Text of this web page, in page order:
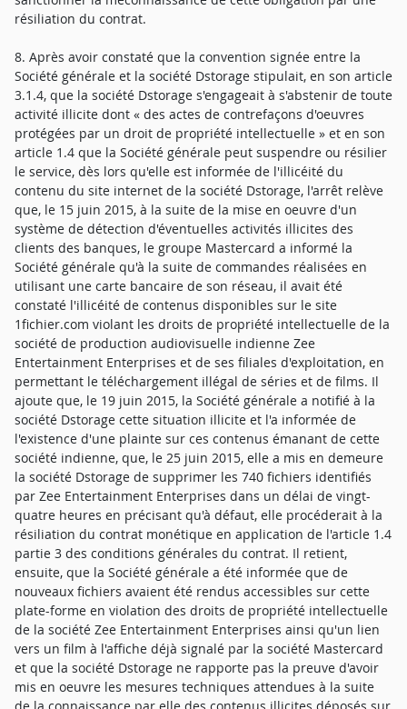
résiliation du contrat.
8. Après avoir constaté que la convention signée entre la
Société générale et la société Dstorage stipulait, en son article
3.1.4, que la société Dstorage s'engageait à s'abstenir de toute
activité illicite dont « des actes de contrefaçons d'oeuvres
protégées par un droit de propriété intellectuelle » et en son
article 1.4 que la Société générale peut suspendre ou résilier
le service, dès lors qu'elle est informée de l'illicéité du
contenu du site internet de la société Dstorage, l'arrêt relève
que, le 15 juin 2015, à la suite de la mise en oeuvre d'un
système de détection d'éventuelles activités illicites des
clients des banques, le groupe Mastercard a informé la
Société générale qu'à la suite de commandes réalisées en
utilisant une carte bancaire de son réseau, il avait été
constaté l'illicéité de contenus disponibles sur le site
1fichier.com violant les droits de propriété intellectuelle de la
société de production audiovisuelle indienne Zee
Entertainment Enterprises et de ses filiales d'exploitation, en
permettant le téléchargement illégal de séries et de films. Il
ajoute que, le 19 juin 2015, la Société générale a notifié à la
société Dstorage cette situation illicite et l'a informée de
l'existence d'une plainte sur ces contenus émanant de cette
société indienne, que, le 25 juin 2015, elle a mis en demeure
la société Dstorage de supprimer les 740 fichiers identifiés
par Zee Entertainment Enterprises dans un délai de vingt-
quatre heures en précisant qu'à défaut, elle procéderait à la
résiliation du contrat monétique en application de l'article 1.4
partie 3 des conditions générales du contrat. Il retient,
ensuite, que la Société générale a été informée que de
nouveaux fichiers avaient été rendus accessibles sur cette
plate-forme en violation des droits de propriété intellectuelle
de la société Zee Entertainment Enterprises ainsi qu'un lien
vers un film à l'affiche déjà signalé par la société Mastercard
et que la société Dstorage ne rapporte pas la preuve d'avoir
mis en oeuvre les mesures techniques attendues à la suite